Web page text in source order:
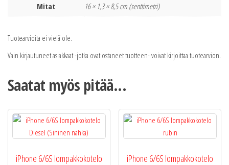
Mitat
16 × 1,3 × 8,5 cm (senttimetri)
Tuotearvioita ei vielä ole.
Vain kirjautuneet asiakkaat -jotka ovat ostaneet tuotteen- voivat kirjoittaa tuotearvion.
Saatat myös pitää...
iPhone 6/6S lompakkokotelo
iPhone 6/6S lompakkokotelo